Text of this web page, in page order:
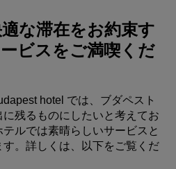
な滞在をお約束す
ビスをご満喫くだ
hotel では、ブダペスト
残るものにしたいと考えてお
ルでは素晴らしいサービスと
。詳しくは、以下をご覧くだ